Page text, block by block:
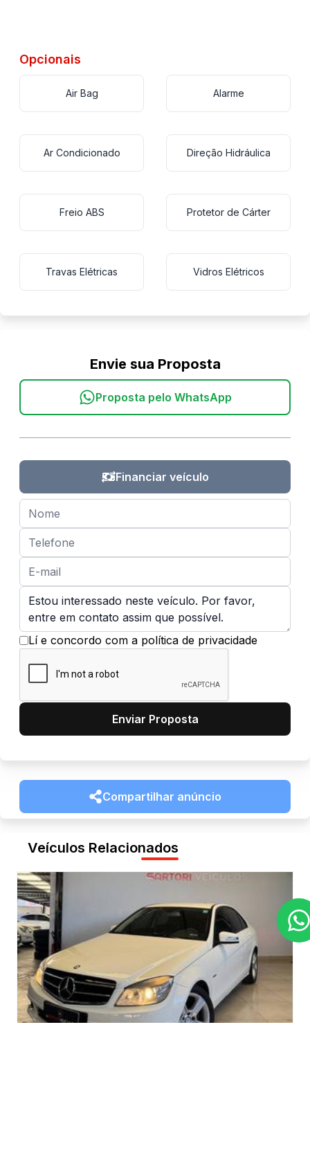
Opcionais
Air Bag Alarme
Ar Condicionado Direção Hidráulica
Freio ABS Protetor de Cárter
Travas Elétricas Vidros Elétricos
Envie sua Proposta
Proposta pelo WhatsApp
Financiar veículo
Lí e concordo com a política de privacidade
Enviar Proposta
Compartilhar anúncio
Veículos Relacionados